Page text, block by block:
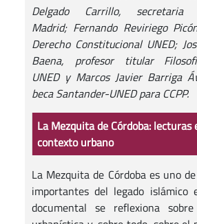
Delgado Carrillo, secretaria
Madrid; Fernando Reviriego
Derecho Constitucional UNED;
Baena, profesor titular
UNED y Marcos Javier Barriga
beca Santander-UNED para CCPP.
La Mezquita de Córdoba: lecturas
contexto urbano
La Mezquita de Córdoba es uno
importantes del legado islámico
documental se reflexiona